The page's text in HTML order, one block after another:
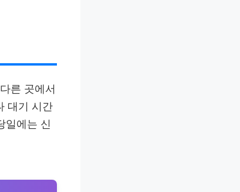
른 곳에서
대기 시간
일에는 신